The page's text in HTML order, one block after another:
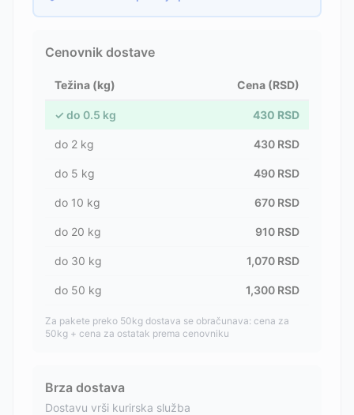
Cenovnik dostave
Težina (kg) Cena (RSD)
✓ do 0.5 kg 430 RSD
do 2 kg 430 RSD
do 5 kg 490 RSD
do 10 kg 670 RSD
do 20 kg 910 RSD
do 30 kg 1,070 RSD
do 50 kg 1,300 RSD
Za pakete preko 50kg dostava se obračunava: cena za
50kg + cena za ostatak prema cenovniku
Brza dostava
Dostavu vrši kurirska služba